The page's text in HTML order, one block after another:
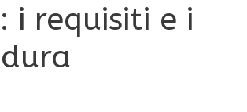
i requisiti e i